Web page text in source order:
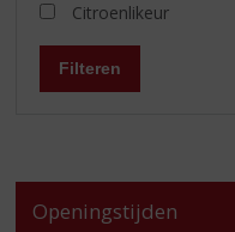
Citroenlikeur
Filteren
Openingstijden